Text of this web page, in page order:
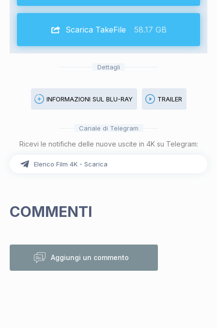
Scarica TakeFile 58.17 GB
Dettagli
INFORMAZIONI SUL BLU-RAY TRAILER
Canale di Telegram
Ricevi le notifiche delle nuove uscite in 4K su Telegram:
Elenco Film 4K - Scarica
COMMENTI
Aggiungi un commento